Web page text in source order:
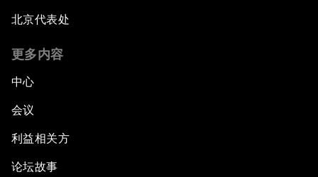
北京代表处
更多内容
中心
会议
利益相关方
论坛故事